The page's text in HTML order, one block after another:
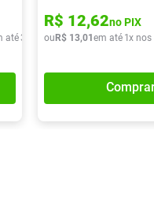
até3 R$ 37 ,22
R$ 12,62no PIX
ou R$ 13,01em até 1x nos